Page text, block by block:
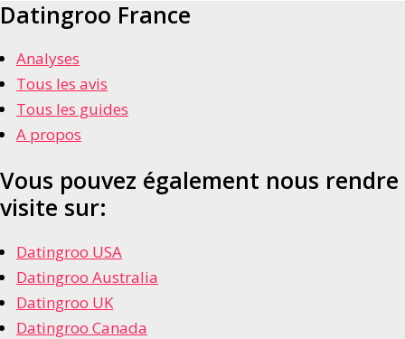
Datingroo France
Analyses
Tous les avis
Tous les guides
A propos
Vous pouvez également nous rendre
visite sur:
Datingroo USA
Datingroo Australia
Datingroo UK
Datingroo Canada